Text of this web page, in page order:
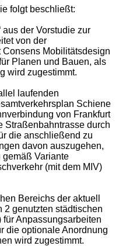
folgt beschließt:
aus der Vorstudie zur
von der
Mobilitätsdesign
Planen und Bauen, als
wird zugestimmt.
laufenden
Schiene
von Frankfurt
Straßenbahntrasse durch
die anschließend zu
davon auszugehen,
gemäß Variante
(mit dem MIV)
Bereichs der aktuell
2 genutzten städtischen
Anpassungsarbeiten
die optionale Anordnung
wird zugestimmt.